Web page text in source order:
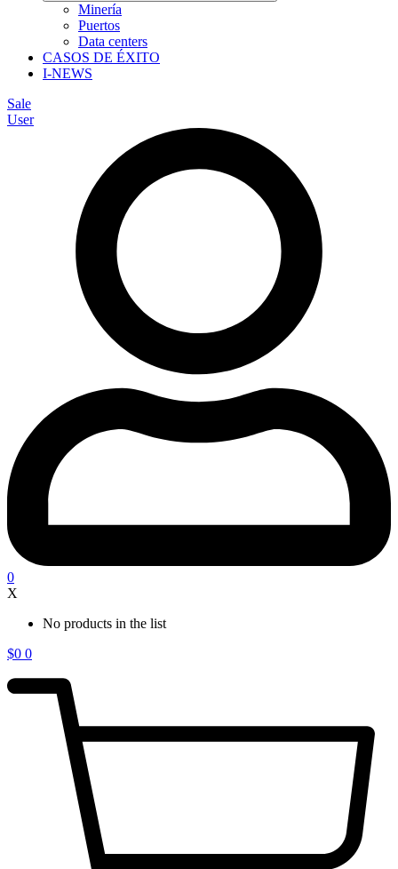
Minería
Puertos
Data centers
CASOS DE ÉXITO
I-NEWS
Sale
User
0
X
No products in the list
$0 0